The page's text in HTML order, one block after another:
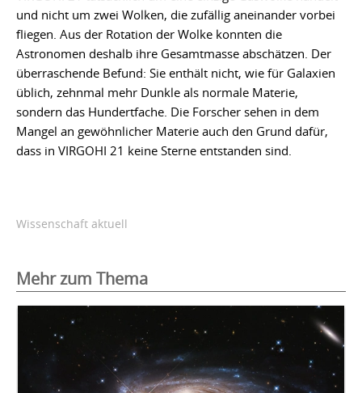
und nicht um zwei Wolken, die zufällig aneinander vorbei
fliegen. Aus der Rotation der Wolke konnten die
Astronomen deshalb ihre Gesamtmasse abschätzen. Der
überraschende Befund: Sie enthält nicht, wie für Galaxien
üblich, zehnmal mehr Dunkle als normale Materie,
sondern das Hundertfache. Die Forscher sehen in dem
Mangel an gewöhnlicher Materie auch den Grund dafür,
dass in VIRGOHI 21 keine Sterne entstanden sind.
Wissenschaft aktuell
Mehr zum Thema